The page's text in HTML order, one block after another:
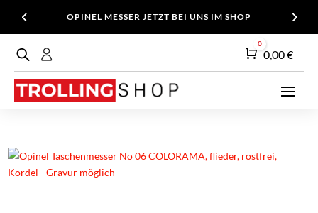
OPINEL MESSER JETZT BEI UNS IM SHOP
Warenkorb
0
0,00€